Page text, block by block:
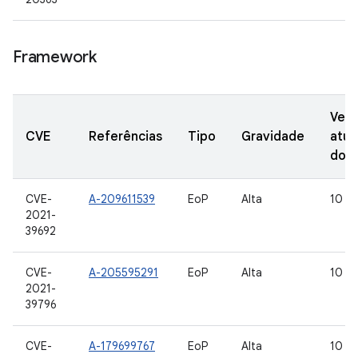
Framework
CVE Referências Tipo Gravidade
do
CVE-
2021-
39692
A-209611539 EoP Alta 10
CVE-
2021-
39796
A-205595291 EoP Alta 10
CVE-
A-179699767 EoP Alta 10